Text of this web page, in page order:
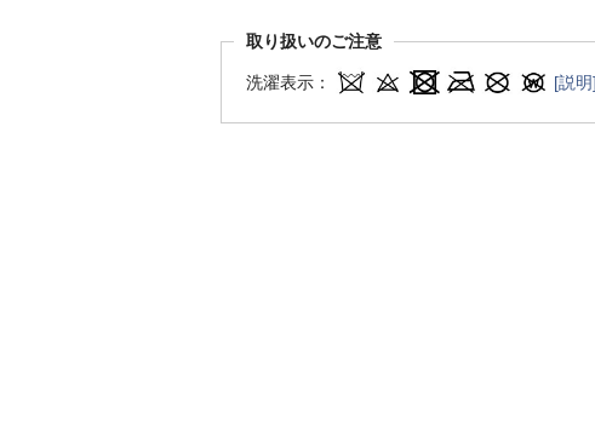
取り扱いのご注意
洗濯表示： [説明]